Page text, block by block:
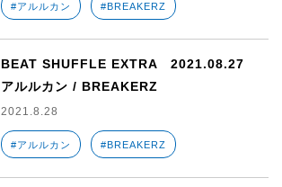
#アルルカン #BREAKERZ
BEAT SHUFFLE EXTRA 2021.08.27
アルルカン / BREAKERZ
2021.8.28
#アルルカン #BREAKERZ